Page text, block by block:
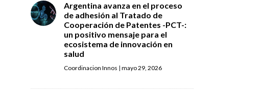
Argentina avanza en el proceso
de adhesión al Tratado de
Cooperación de Patentes -PCT-:
un positivo mensaje para el
ecosistema de innovación en
salud
Coordinacion Innos | mayo 29, 2026